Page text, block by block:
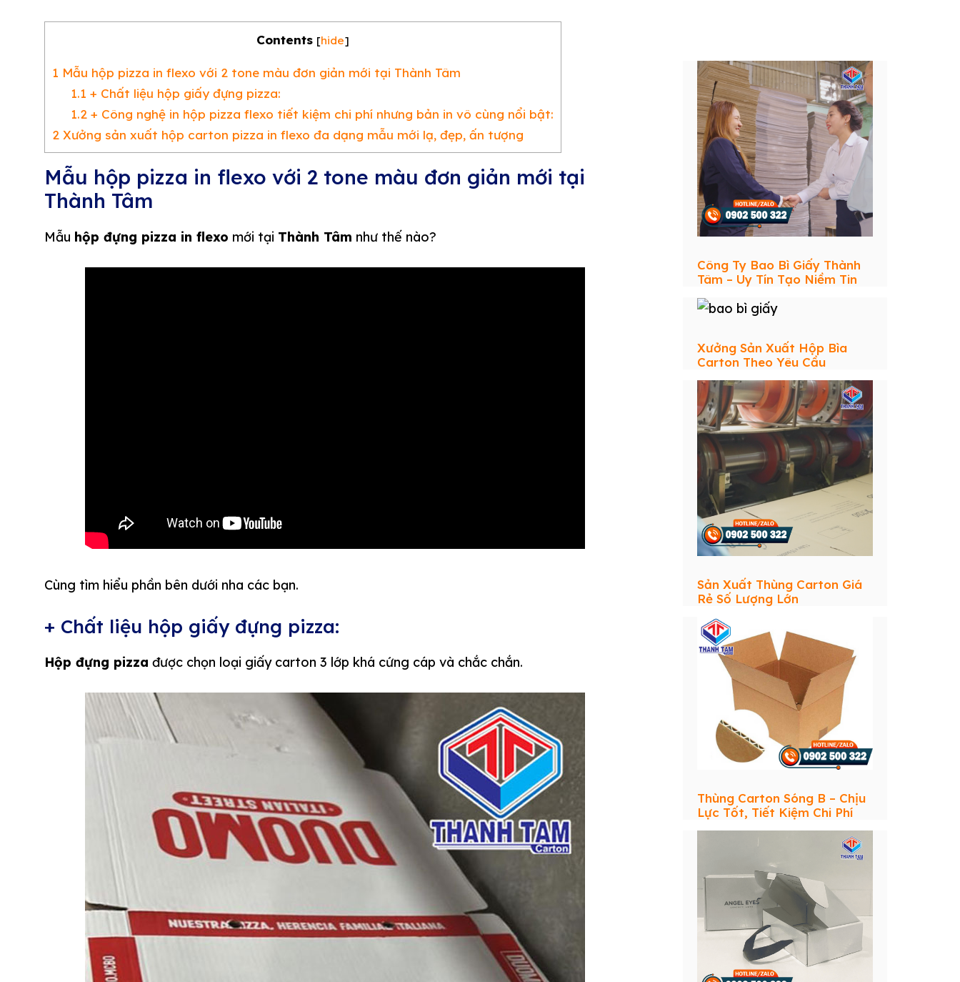
Contents [hide]
1 Mẫu hộp pizza in flexo với 2 tone màu đơn giản mới tại Thành Tâm
1.1 + Chất liệu hộp giấy đựng pizza:
1.2+ Công nghệ in hộp pizza flexo tiết kiệm chi phí nhưng bản in vô cùng nổi bật:
2 Xưởng sản xuất hộp carton pizza in flexo đa dạng mẫu mới lạ, đẹp, ấn tượng
Mẫu hộp pizza in flexo với 2 tone màu đơn giản mới tại
Thành Tâm
Mẫu hộp đựng pizza in flexo mới tại Thành Tâm như thế nào?
Cùng tìm hiểu phần bên dưới nha các bạn.
+ Chất liệu hộp giấy đựng pizza:
Hộp đựng pizza được chọn loại giấy carton 3 lớp khá cứng cáp và chắc chắn.
Công Ty Bao Bì Giấy Thành
Tâm – Uy Tín Tạo Niềm Tin
Xưởng Sản Xuất Hộp Bìa
Carton Theo Yêu Cầu
Sản Xuất Thùng Carton Giá
Rẻ Số Lượng Lớn
Thùng Carton Sóng B – Chịu
Lực Tốt, Tiết Kiệm Chi Phí